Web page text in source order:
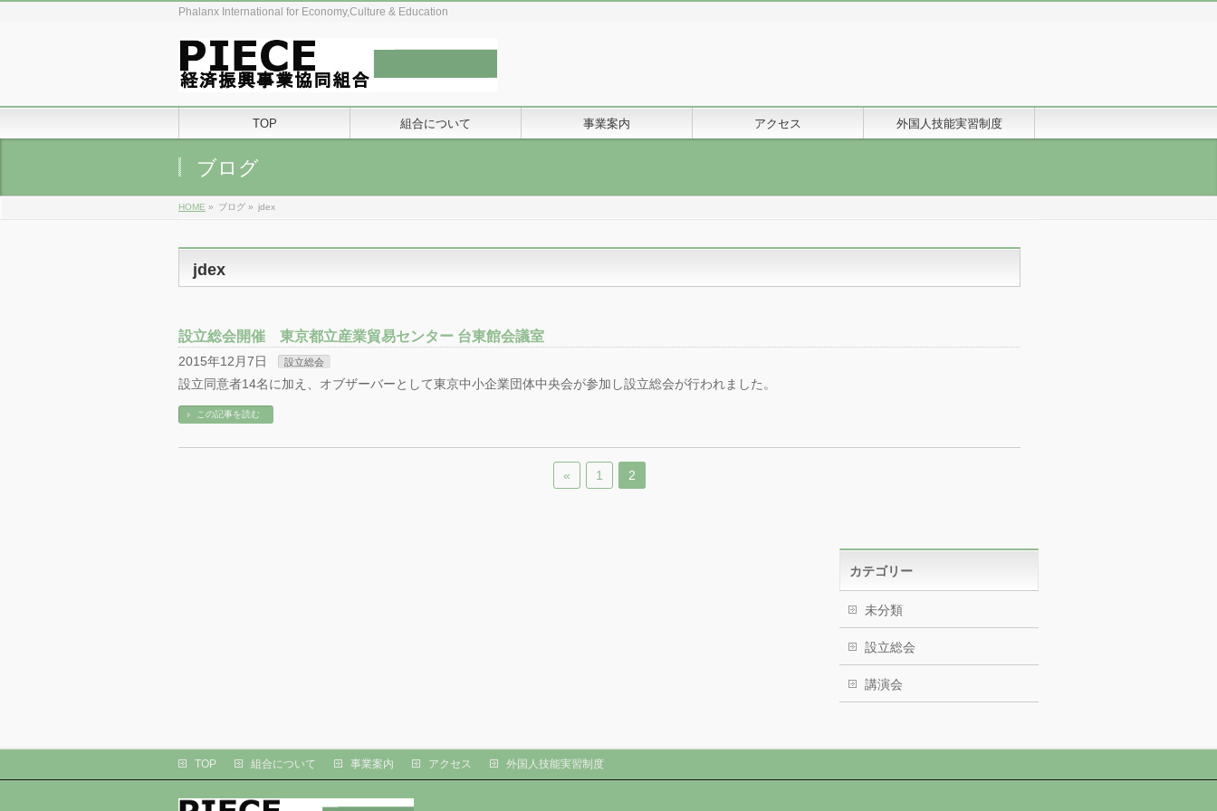
Phalanx International for Economy,Culture & Education
TOP 組合について 事業案内 アクセス 外国人技能実習制度
ブログ
HOME » ブログ » jdex
jdex
設立総会開催 東京都立産業貿易センター 台東館会議室
2015年12月7日 設立総会
設立同意者14名に加え、オブザーバーとして東京中小企業団体中央会が参加し設立総会が行われました。
この記事を読む
« 1 2
カテゴリー
未分類
設立総会
講演会
TOP 組合について 事業案内 アクセス 外国人技能実習制度